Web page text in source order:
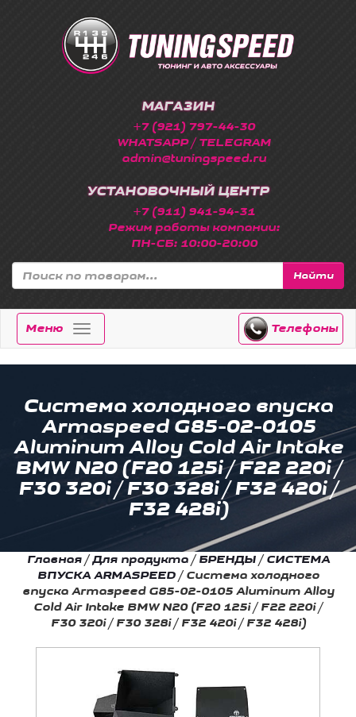
МАГАЗИН
+7 (921) 797-44-30
WHATSAPP / TELEGRAM
admin@tuningspeed.ru
УСТАНОВОЧНЫЙ ЦЕНТР
+7 (911) 941-94-31
Режим работы компании:
ПН-СБ: 10:00-20:00
Найти
Меню Телефоны
Система холодного впуска
Armaspeed G85-02-0105
Aluminum Alloy Cold Air Intake
BMW N20 (F20 125i / F22 220i /
F30 320i / F30 328i / F32 420i /
F32 428i)
Главная /Для продукта /БРЕНДЫ /СИСТЕМА
ВПУСКА ARMASPEED /Система холодного
впуска Armaspeed G85-02-0105 Aluminum Alloy
Cold Air Intake BMW N20 (F20 125i / F22 220i /
F30 320i / F30 328i / F32 420i / F32 428i)